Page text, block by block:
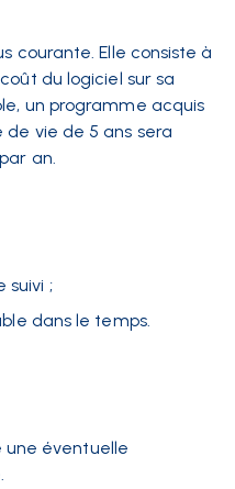
courante. Elle consiste à
du logiciel sur sa
un programme acquis
de vie de 5 ans sera
an.
suivi ;
dans le temps.
une éventuelle